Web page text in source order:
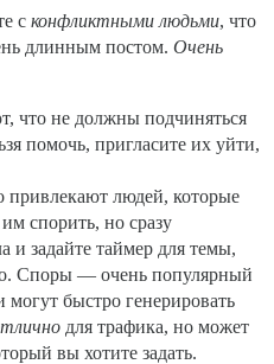
с конфликтными людьми, что
длинным постом. Очень
что не должны подчиняться
помочь, пригласите их уйти,
людей, которые
спорить, но сразу
и задайте таймер для темы,
Споры — очень популярный
могут быстро генерировать
для трафика, но может
вы хотите задать.